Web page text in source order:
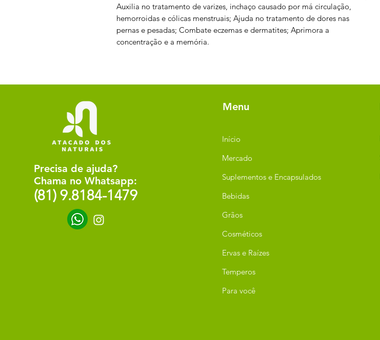
Auxilia no tratamento de varizes, inchaço causado por má circulação,
hemorroidas e cólicas menstruais; Ajuda no tratamento de dores nas
pernas e pesadas; Combate eczemas e dermatites; Aprimora a
concentração e a memória.
Precisa de ajuda?
Chama no Whatsapp:
(81) 9.8184-1479
Menu
Início
Mercado
Suplementos e Encapsulados
Bebidas
Grãos
Cosméticos
Ervas e Raízes
Temperos
Para você